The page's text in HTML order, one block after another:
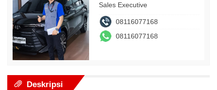
Sales Executive
08116077168
08116077168
Deskripsi